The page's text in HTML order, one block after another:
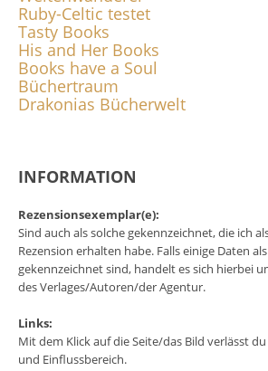
Ruby-Celtic testet
Tasty Books
His and Her Books
Books have a Soul
Büchertraum
Drakonias Bücherwelt
INFORMATION
Rezensionsexemplar(e):
Sind auch als solche gekennzeichnet, die ich
Rezension erhalten habe. Falls einige Daten
gekennzeichnet sind, handelt es sich hierbei
des Verlages/Autoren/der Agentur.
Links:
Mit dem Klick auf die Seite/das Bild verlässt
und Einflussbereich.